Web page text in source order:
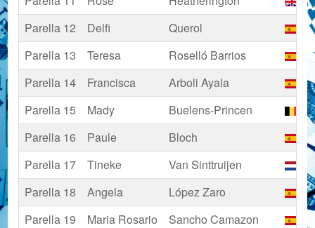
Parella 12
Delfi Querol
Parella 13
Teresa Roselló Barrios
Parella 14
Francisca Arboli Ayala
Parella 15
Mady Buelens-Princen
Parella 16
Paule Bloch
Parella 17
Tineke Van Sinttruijen
Parella 18
Angela López Zaro
Parella 19
Maria Rosario Sancho Camazon